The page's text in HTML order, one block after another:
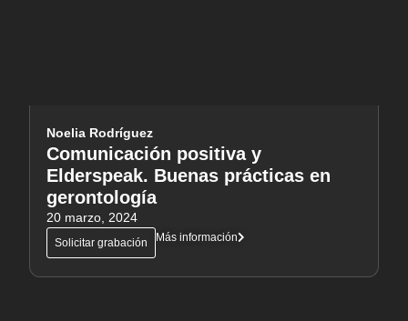
Noelia Rodríguez
Comunicación positiva y
Elderspeak. Buenas prácticas en
gerontología
20 marzo, 2024
Solicitar grabación Más información